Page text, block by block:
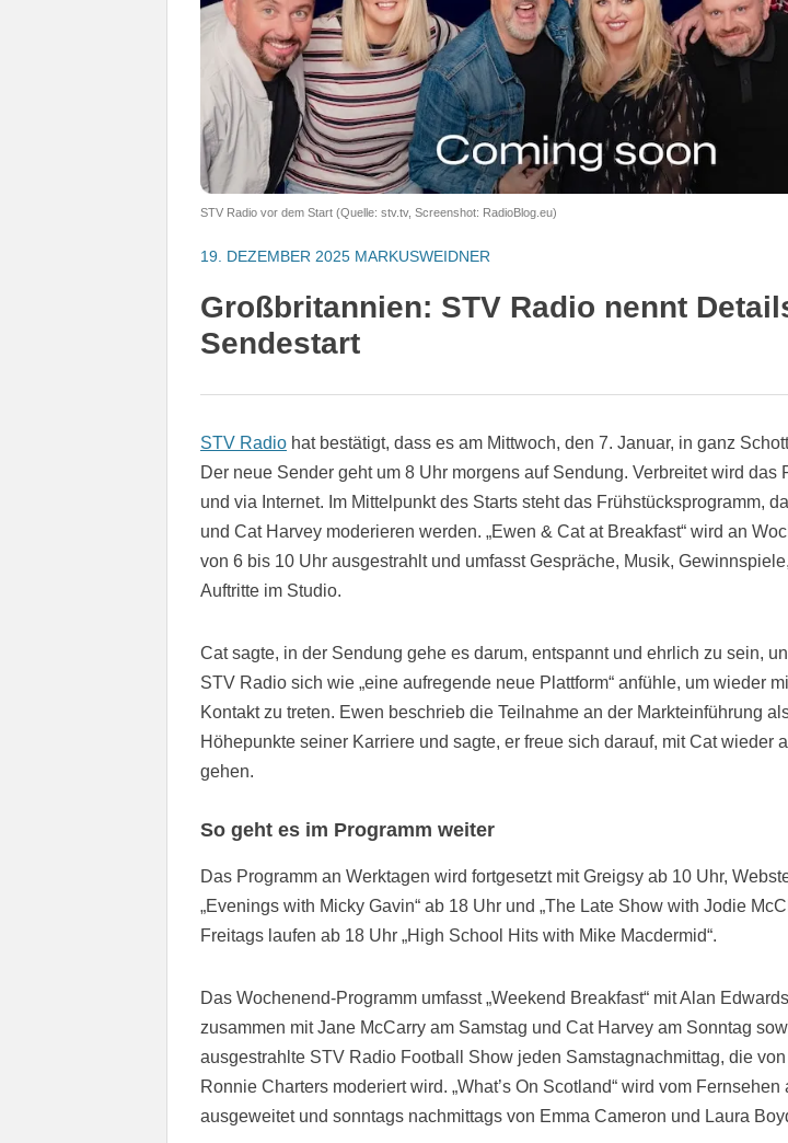
STV Radio vor dem Start (Quelle: stv.tv, Screenshot: RadioBlog.eu)
19. DEZEMBER 2025 MARKUSWEIDNER
Großbritannien: STV Radio nennt
Sendestart
STV Radio hat bestätigt, dass es am Mittwoch, den 7. Januar, in ganz
Der neue Sender geht um 8 Uhr morgens auf Sendung. Verbreitet wird das
und via Internet. Im Mittelpunkt des Starts steht das Frühstücksprogramm,
und Cat Harvey moderieren werden. „Ewen & Cat at Breakfast“ wird an
von 6 bis 10 Uhr ausgestrahlt und umfasst Gespräche, Musik,
Auftritte im Studio.
Cat sagte, in der Sendung gehe es darum, entspannt und ehrlich zu sein,
STV Radio sich wie „eine aufregende neue Plattform“ anfühle, um wieder
Kontakt zu treten. Ewen beschrieb die Teilnahme an der Markteinführung
Höhepunkte seiner Karriere und sagte, er freue sich darauf, mit Cat wieder
gehen.
So geht es im Programm weiter
Das Programm an Werktagen wird fortgesetzt mit Greigsy ab 10 Uhr,
„Evenings with Micky Gavin“ ab 18 Uhr und „The Late Show with Jodie
Freitags laufen ab 18 Uhr „High School Hits with Mike Macdermid“.
Das Wochenend-Programm umfasst „Weekend Breakfast“ mit Alan
zusammen mit Jane McCarry am Samstag und Cat Harvey am Sonntag
ausgestrahlte STV Radio Football Show jeden Samstagnachmittag, die
Ronnie Charters moderiert wird. „What’s On Scotland“ wird vom
ausgeweitet und sonntags nachmittags von Emma Cameron und Laura